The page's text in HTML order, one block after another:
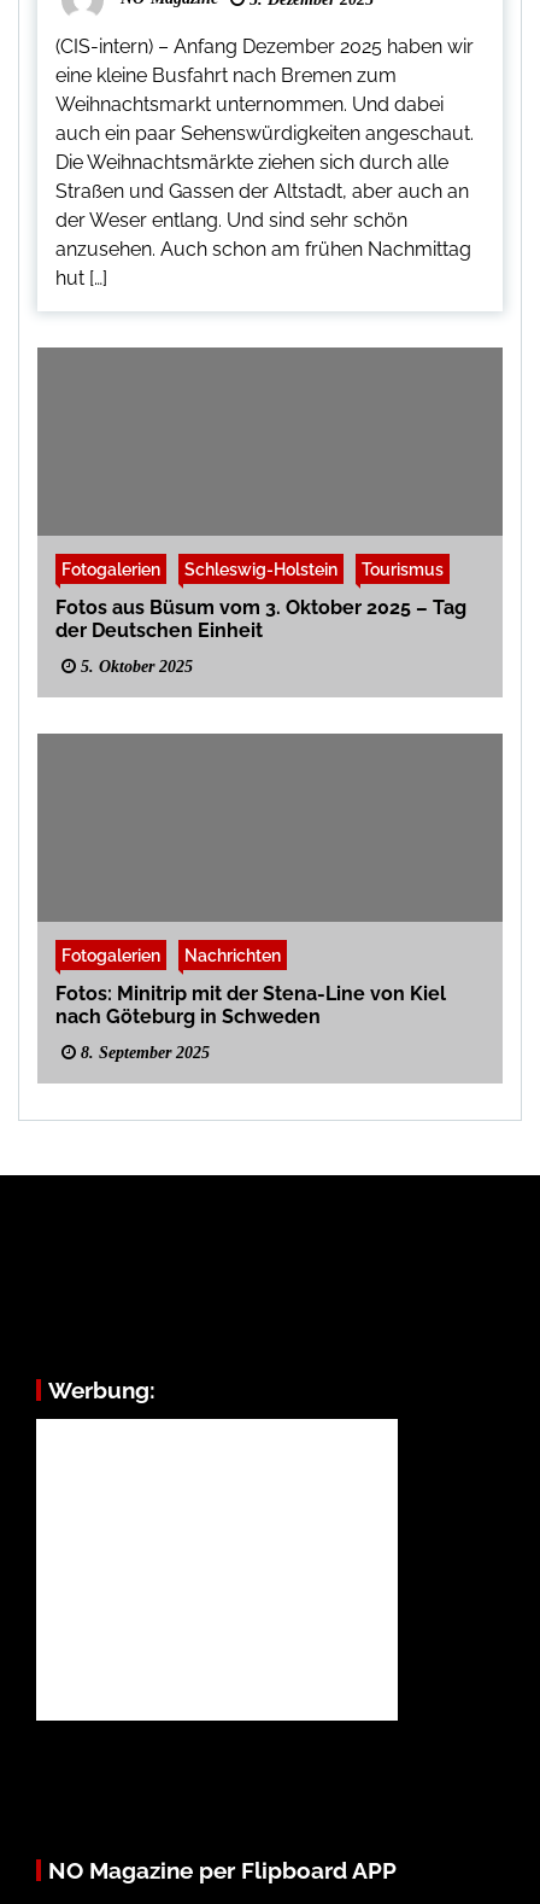
(CIS-intern) – Anfang Dezember 2025 haben wir
eine kleine Busfahrt nach Bremen zum
Weihnachtsmarkt unternommen. Und dabei
auch ein paar Sehenswürdigkeiten angeschaut.
Die Weihnachtsmärkte ziehen sich durch alle
Straßen und Gassen der Altstadt, aber auch an
der Weser entlang. Und sind sehr schön
anzusehen. Auch schon am frühen Nachmittag
hut […]
Fotogalerien Schleswig-Holstein Tourismus
Fotos aus Büsum vom 3. Oktober 2025 – Tag
der Deutschen Einheit
5. Oktober 2025
Fotogalerien Nachrichten
Fotos: Minitrip mit der Stena-Line von Kiel
nach Göteburg in Schweden
8. September 2025
Werbung:
NO Magazine per Flipboard APP